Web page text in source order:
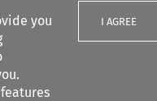
you
I AGREE